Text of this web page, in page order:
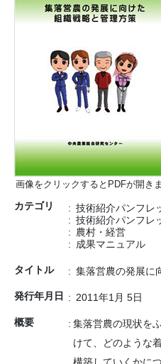
画像をクリックするとPDFが開き
カテゴリ
技術紹介パンフレ
技術紹介パンフレ
農村・経営
成果マニュアル
タイトル 集落営農の発展に
発行年月日 2011年1月 5日
概要
集落営農の現状を
けて、どのような
構築していくかに